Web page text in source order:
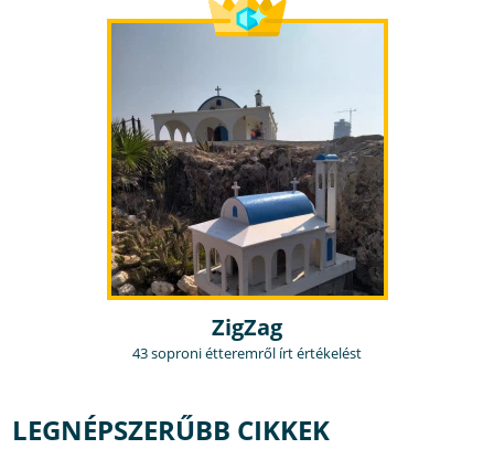
ZigZag
43 soproni étteremről írt értékelést
LEGNÉPSZERŰBB CIKKEK